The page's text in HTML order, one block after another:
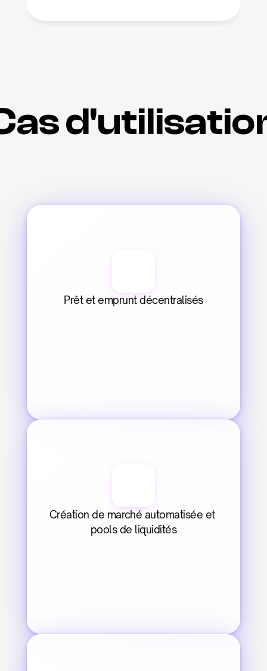
Prêt et emprunt décentralisés
Création de marché automatisée et
pools de liquidités